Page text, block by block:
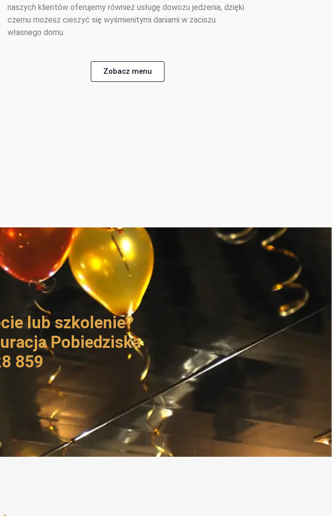
naszych klientów oferujemy również usługę dowozu jedzenia, dzięki
czemu możesz cieszyć się wyśmienitymi daniami w zaciszu
własnego domu.
Zobacz menu
lub szkolenie?
Pobiedziska
859